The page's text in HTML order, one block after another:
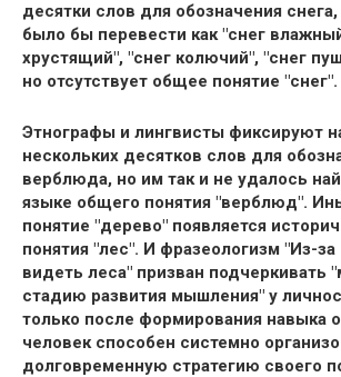
десятки слов для обозначения
было бы перевести как "снег
хрустящий", "снег колючий", "снег
но отсутствует общее понятие "снег".
Этнографы и лингвисты фиксируют
нескольких десятков слов для
верблюда, но им так и не удалось
языке общего понятия "верблюд".
понятие "дерево" появляется
понятия "лес". И фразеологизм "Из-
видеть леса" призван подчеркивать
стадию развития мышления" у
только после формирования навыка
человек способен системно
долговременную стратегию своего